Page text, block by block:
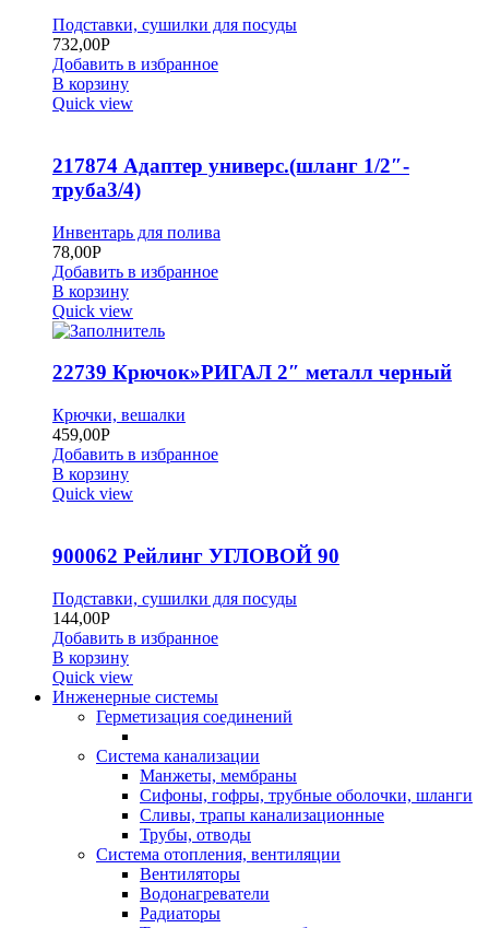
Подставки, сушилки для посуды
732,00Р
Добавить в избранное
В корзину
Quick view
217874 Адаптер универс.(шланг 1/2″-
труба3/4)
Инвентарь для полива
78,00Р
Добавить в избранное
В корзину
Quick view
22739 Крючок»РИГАЛ 2″ металл черный
Крючки, вешалки
459,00Р
Добавить в избранное
В корзину
Quick view
900062 Рейлинг УГЛОВОЙ 90
Подставки, сушилки для посуды
144,00Р
Добавить в избранное
В корзину
Quick view
Инженерные системы
Герметизация соединений
Система канализации
Манжеты, мембраны
Сифоны, гофры, трубные оболочки, шланги
Сливы, трапы канализационные
Трубы, отводы
Система отопления, вентиляции
Вентиляторы
Водонагреватели
Радиаторы